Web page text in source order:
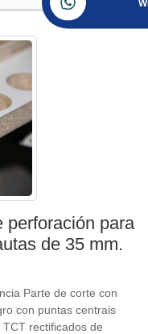
perforación para
de 35 mm.
Parte de corte con
con puntas centrais
rectificados de